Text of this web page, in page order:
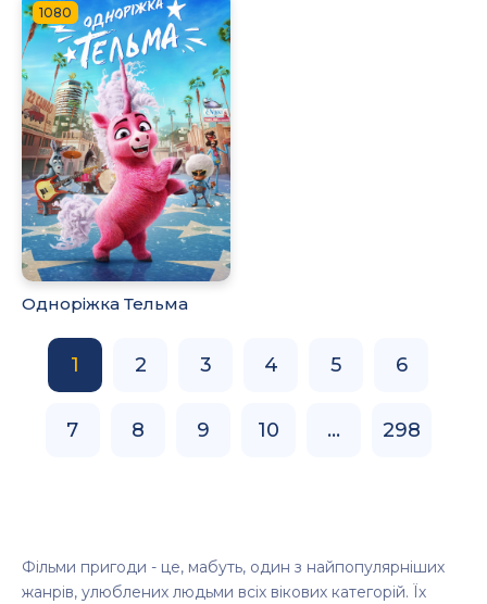
1080
Одноріжка Тельма
1 2 3 4 5 6
7 8 9 10 ... 298
Фільми пригоди - це, мабуть, один з найпопулярніших
жанрів, улюблених людьми всіх вікових категорій. Їх